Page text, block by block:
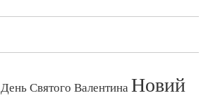
День Святого ВалентинаНовий